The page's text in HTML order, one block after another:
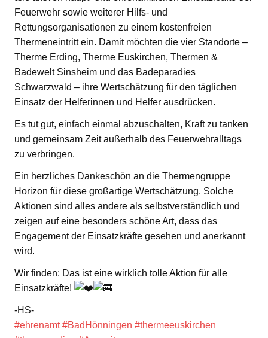
Feuerwehr sowie weiterer Hilfs- und
Rettungsorganisationen zu einem kostenfreien
Thermeneintritt ein. Damit möchten die vier Standorte –
Therme Erding, Therme Euskirchen, Thermen &
Badewelt Sinsheim und das Badeparadies
Schwarzwald – ihre Wertschätzung für den täglichen
Einsatz der Helferinnen und Helfer ausdrücken.
Es tut gut, einfach einmal abzuschalten, Kraft zu tanken
und gemeinsam Zeit außerhalb des Feuerwehralltags
zu verbringen.
Ein herzliches Dankeschön an die Thermengruppe
Horizon für diese großartige Wertschätzung. Solche
Aktionen sind alles andere als selbstverständlich und
zeigen auf eine besonders schöne Art, dass das
Engagement der Einsatzkräfte gesehen und anerkannt
wird.
Wir finden: Das ist eine wirklich tolle Aktion für alle
Einsatzkräfte!
-HS-
#ehrenamt #BadHönningen #thermeeuskirchen